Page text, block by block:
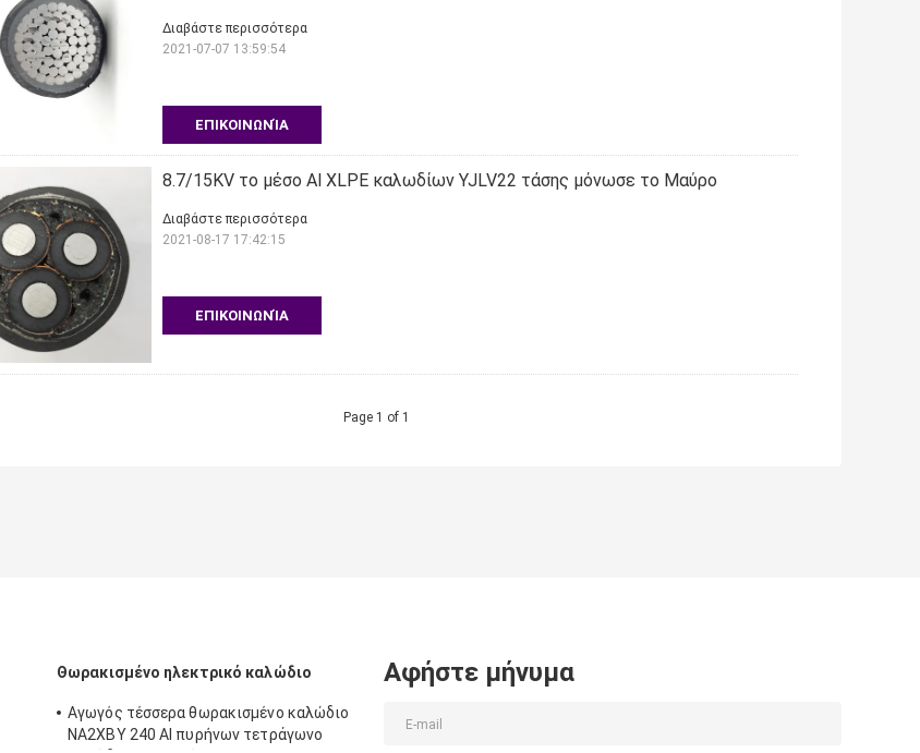
ΕΠΙΚΟΙΝΩΝΊΑ
Διαβάστε περισσότερα
2021-07-07 13:59:54
8.7/15KV το μέσο Al XLPE καλωδίων YJLV22 τάσης μόνωσε το Μαύρο
ΕΠΙΚΟΙΝΩΝΊΑ
Διαβάστε περισσότερα
2021-08-17 17:42:15
Page 1 of 1
Θωρακισμένο ηλεκτρικό καλώδιο
Αγωγός τέσσερα θωρακισμένο καλώδιο
NA2XBY 240 Al πυρήνων τετράγωνο
Αφήστε μήνυμα